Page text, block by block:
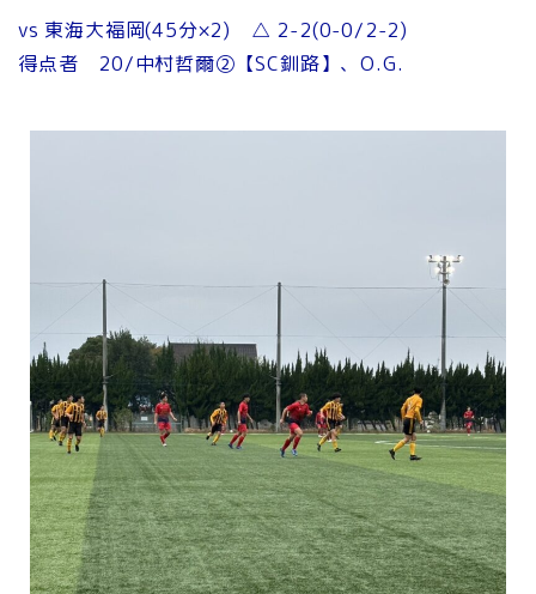
vs 東海大福岡(45分×2) △ 2-2(0-0/2-2)
得点者 20/中村哲爾②【SC釧路】、O.G.